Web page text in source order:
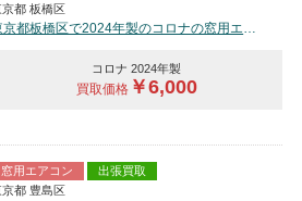
京都 板橋区
コロナ 2024年製
買取価格￥6,000
窓用エアコン
出張買取
京都 豊島区